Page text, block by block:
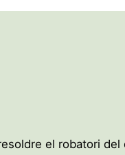
el robatori del